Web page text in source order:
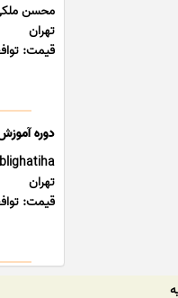
محسن
تهران
قیمت:
دوره
تهران
قیمت: